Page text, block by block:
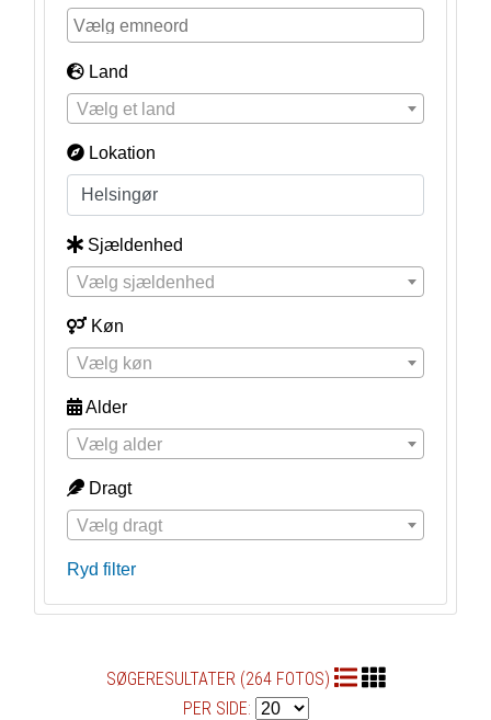
Land
Vælg et land
Lokation
Sjældenhed
Vælg sjældenhed
Køn
Vælg køn
Alder
Vælg alder
Dragt
Vælg dragt
Ryd filter
SØGERESULTATER (264 FOTOS)
PER SIDE: